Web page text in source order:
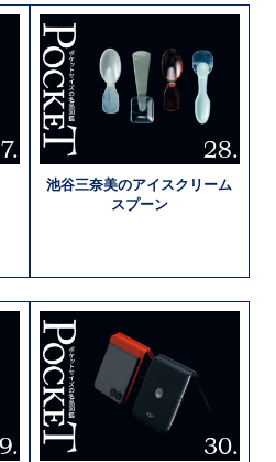
池谷三奈美のアイスクリーム
スプーン